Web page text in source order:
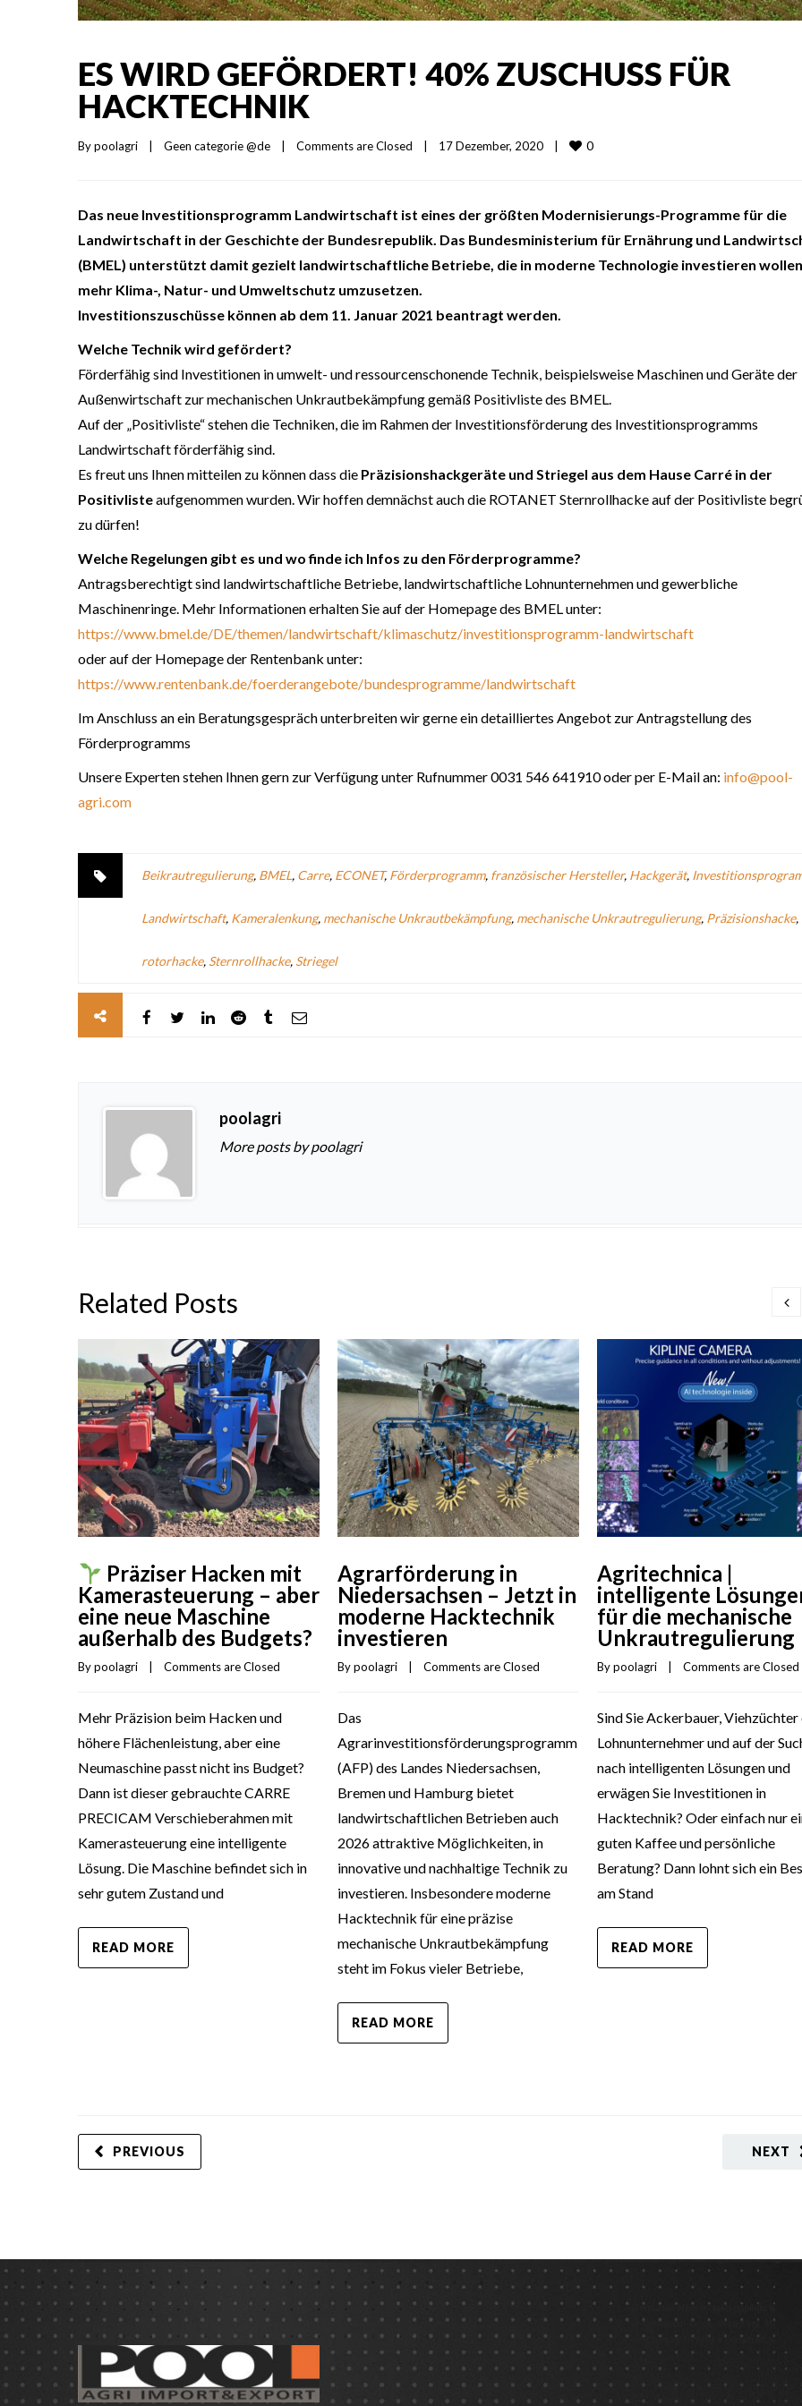
ES WIRD GEFÖRDERT! 40% ZUSCHUSS FÜR
HACKTECHNIK
By poolagri Geen categorie @de Comments are Closed 17 Dezember, 2020 0
Das neue Investitionsprogramm Landwirtschaft ist eines der größten Modernisierungs-Programme für die
Landwirtschaft in der Geschichte der Bundesrepublik. Das Bundesministerium für Ernährung und
(BMEL) unterstützt damit gezielt landwirtschaftliche Betriebe, die in moderne Technologie investieren
mehr Klima-, Natur- und Umweltschutz umzusetzen.
Investitionszuschüsse können ab dem 11. Januar 2021 beantragt werden.
Welche Technik wird gefördert?
Förderfähig sind Investitionen in umwelt- und ressourcenschonende Technik, beispielsweise Maschinen und Geräte der
Außenwirtschaft zur mechanischen Unkrautbekämpfung gemäß Positivliste des BMEL.
Auf der „Positivliste“ stehen die Techniken, die im Rahmen der Investitionsförderung des Investitionsprogramms
Landwirtschaft förderfähig sind.
Es freut uns Ihnen mitteilen zu können dass die Präzisionshackgeräte und Striegel aus dem Hause Carré in der
Positivlisteaufgenommen wurden. Wir hoffen demnächst auch die ROTANET Sternrollhacke auf der Positivliste
zu dürfen!
Welche Regelungen gibt es und wo finde ich Infos zu den Förderprogramme?
Antragsberechtigt sind landwirtschaftliche Betriebe, landwirtschaftliche Lohnunternehmen und gewerbliche
Maschinenringe. Mehr Informationen erhalten Sie auf der Homepage des BMEL unter:
https://www.bmel.de/DE/themen/landwirtschaft/klimaschutz/investitionsprogramm-landwirtschaft
oder auf der Homepage der Rentenbank unter:
https://www.rentenbank.de/foerderangebote/bundesprogramme/landwirtschaft
Im Anschluss an ein Beratungsgespräch unterbreiten wir gerne ein detailliertes Angebot zur Antragstellung des
Förderprogramms
Unsere Experten stehen Ihnen gern zur Verfügung unter Rufnummer 0031 546 641910 oder per E-Mail an: info@pool-
agri.com
Beikrautregulierung, BMEL, Carre, ECONET,Förderprogramm, französischer Hersteller, Hackgerät,
Landwirtschaft, Kameralenkung, mechanische Unkrautbekämpfung, mechanische Unkrautregulierung, Präzisionshacke,
rotorhacke, Sternrollhacke, Striegel
poolagri
More posts by poolagri
Related Posts
Präziser Hacken mit
Kamerasteuerung – aber
eine neue Maschine
außerhalb des Budgets?
By poolagri Comments are Closed
Mehr Präzision beim Hacken und
höhere Flächenleistung, aber eine
Neumaschine passt nicht ins Budget?
Dann ist dieser gebrauchte CARRE
PRECICAM Verschieberahmen mit
Kamerasteuerung eine intelligente
Lösung. Die Maschine befindet sich in
sehr gutem Zustand und
READ MORE
Agrarförderung in
Niedersachsen – Jetzt in
moderne Hacktechnik
investieren
By poolagri Comments are Closed
Das
Agrarinvestitionsförderungsprogramm
(AFP) des Landes Niedersachsen,
Bremen und Hamburg bietet
landwirtschaftlichen Betrieben auch
2026 attraktive Möglichkeiten, in
innovative und nachhaltige Technik zu
investieren. Insbesondere moderne
Hacktechnik für eine präzise
mechanische Unkrautbekämpfung
steht im Fokus vieler Betriebe,
READ MORE
Agritechnica |
intelligente
für die mechanische
Unkrautregulierung
By poolagri Comments are Closed
Sind Sie Ackerbauer,
Lohnunternehmer und auf der
nach intelligenten Lösungen und
erwägen Sie Investitionen in
Hacktechnik? Oder einfach nur
guten Kaffee und persönliche
Beratung? Dann lohnt sich ein
am Stand
READ MORE
NEXT
PREVIOUS